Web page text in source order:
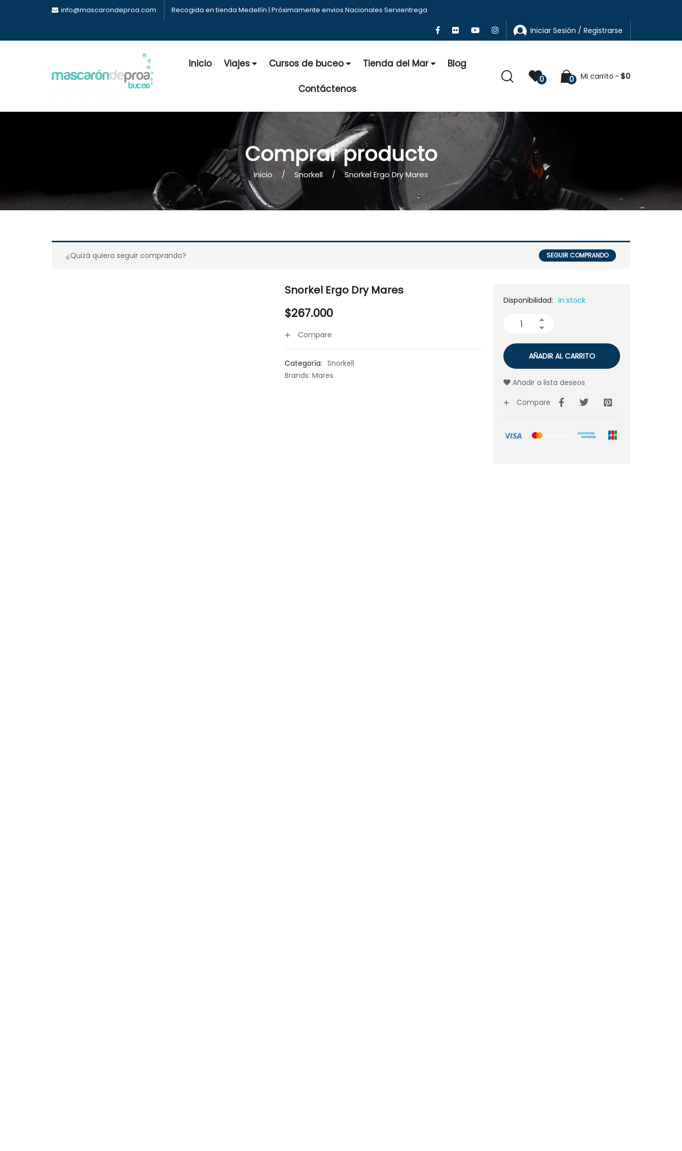
info@mascarondeproa.com Recogida en tienda Medellín | Próximamente envios Nacionales Servientrega
Iniciar Sesión / Registrarse
Inicio Viajes Cursos de buceo Tienda del Mar Blog
Contáctenos
0 0 Mi carrito $0
Comprar producto
Inicio Snorkell Snorkel Ergo Dry Mares
SEGUIR COMPRANDO
¿Quizá quiera seguir comprando?
Snorkel Ergo Dry Mares
$267.000
Compare
Categoría: Snorkell
Brands: Mares
Disponibilidad: in stock
AÑADIR AL CARRITO
Añadir a lista deseos
Compare